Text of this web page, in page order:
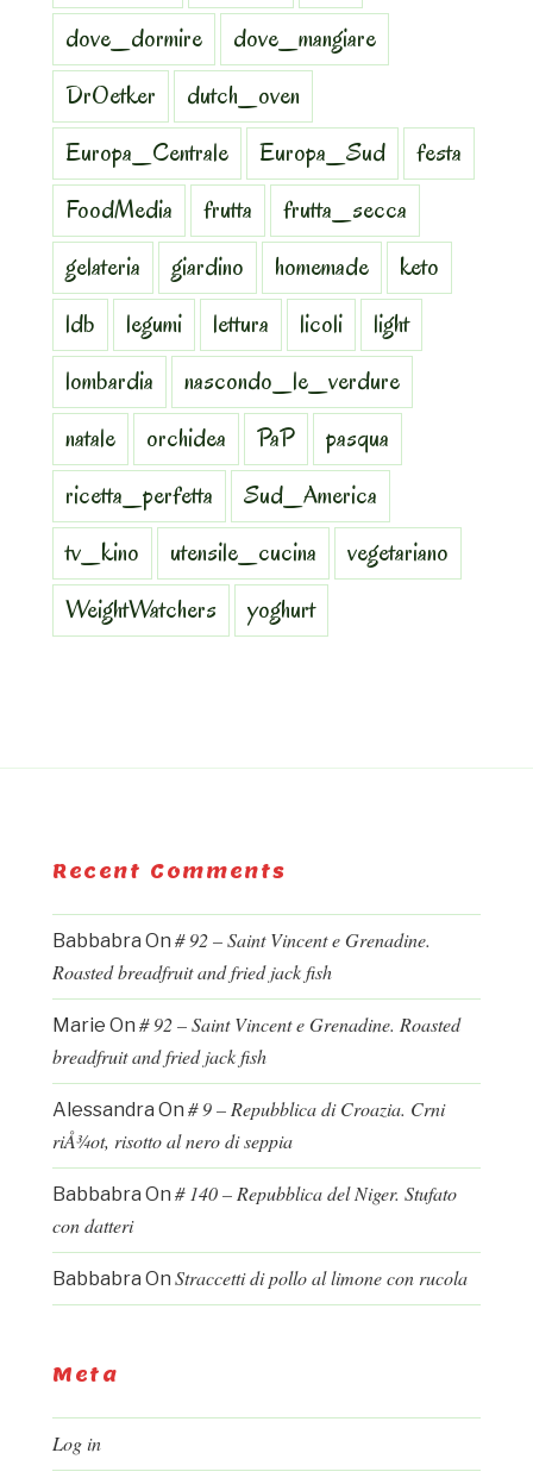
dove_dormire
dove_mangiare
DrOetker
dutch_oven
Europa_Centrale
Europa_Sud
festa
FoodMedia
frutta
frutta_secca
gelateria
giardino homemade
keto
ldb
legumi lettura licoli
light
lombardia
nascondo_le_verdure
natale
orchidea PaP
pasqua
ricetta_perfetta
Sud_America
tv_kino
utensile_cucina
vegetariano
WeightWatchers
yoghurt
Recent Comments
Babbabra On # 92 – Saint Vincent e Grenadine.
Roasted breadfruit and fried jack fish
Marie On # 92 – Saint Vincent e Grenadine. Roasted
breadfruit and fried jack fish
Alessandra On # 9 – Repubblica di Croazia. Crni
riÅ¾ot, risotto al nero di seppia
Babbabra On # 140 – Repubblica del Niger. Stufato
con datteri
Babbabra On Straccetti di pollo al limone con rucola
Meta
Log in